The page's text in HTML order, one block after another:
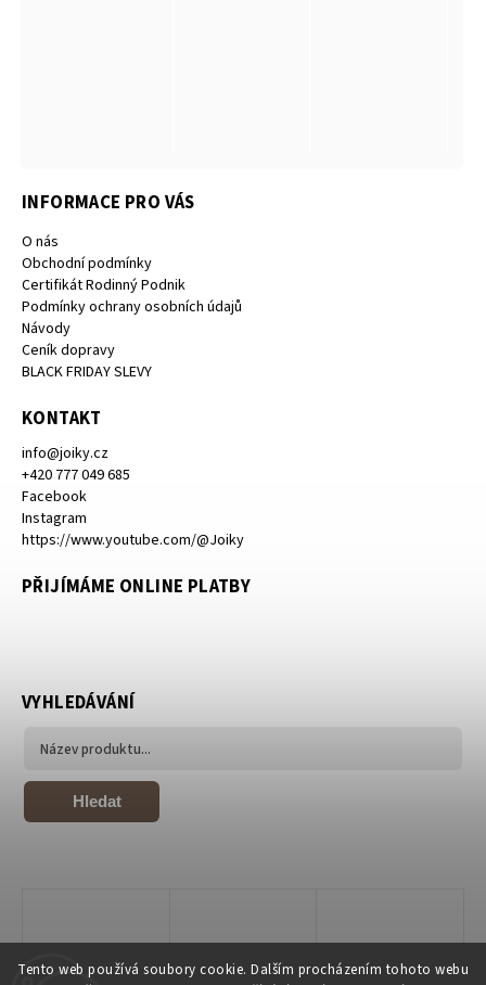
Tento web používá soubory cookie. Dalším procházením tohoto webu
INFORMACE PRO VÁS
O nás
Obchodní podmínky
Certifikát Rodinný Podnik
Podmínky ochrany osobních údajů
Návody
Ceník dopravy
BLACK FRIDAY SLEVY
KONTAKT
info@joiky.cz
+420 777 049 685
Facebook
Instagram
https://www.youtube.com/@Joiky
PŘIJÍMÁME ONLINE PLATBY
VYHLEDÁVÁNÍ
Hledat